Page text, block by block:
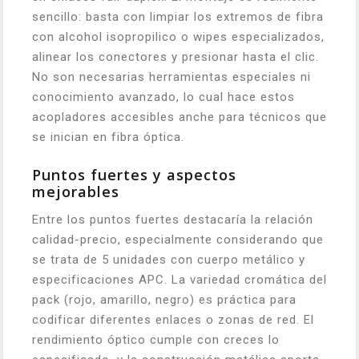
sencillo: basta con limpiar los extremos de fibra
con alcohol isopropilico o wipes especializados,
alinear los conectores y presionar hasta el clic.
No son necesarias herramientas especiales ni
conocimiento avanzado, lo cual hace estos
acopladores accesibles anche para técnicos que
se inician en fibra óptica.
Puntos fuertes y aspectos
mejorables
Entre los puntos fuertes destacaría la relación
calidad-precio, especialmente considerando que
se trata de 5 unidades con cuerpo metálico y
especificaciones APC. La variedad cromática del
pack (rojo, amarillo, negro) es práctica para
codificar diferentes enlaces o zonas de red. El
rendimiento óptico cumple con creces lo